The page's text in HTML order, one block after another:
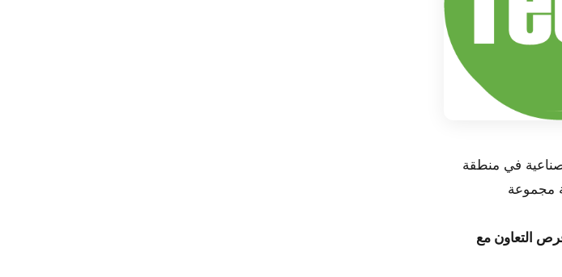
في منطقة
مجموعة
التعاون مع